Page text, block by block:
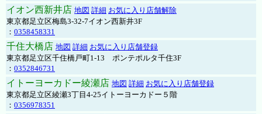
イオン西新井店 地図 詳細 お気に入り店舗解除
東京都足立区梅島3-32-7イオン西新井3F
： 0358458331
千住大橋店 地図 詳細 お気に入り店舗登録
東京都足立区千住橋戸町1-13 ポンテポルタ千住3F
： 0352846731
イトーヨーカドー綾瀬店 地図 詳細 お気に入り店舗登録
東京都足立区綾瀬3丁目4-25イトーヨーカドー５階
： 0356978351